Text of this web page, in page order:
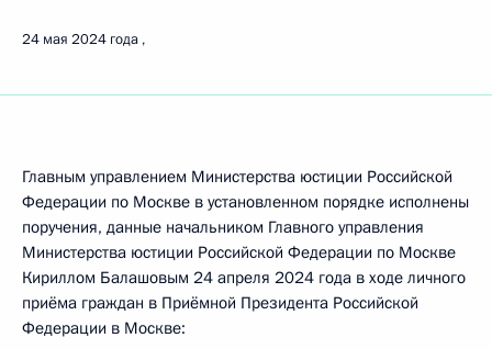
24 мая 2024 года
Главным управлением Министерства юстиции Российской
Федерации по Москве в установленном порядке исполнены
поручения, данные начальником Главного управления
Министерства юстиции Российской Федерации по Москве
Кириллом Балашовым 24 апреля 2024 года в ходе личного
приёма граждан в Приёмной Президента Российской
Федерации в Москве: